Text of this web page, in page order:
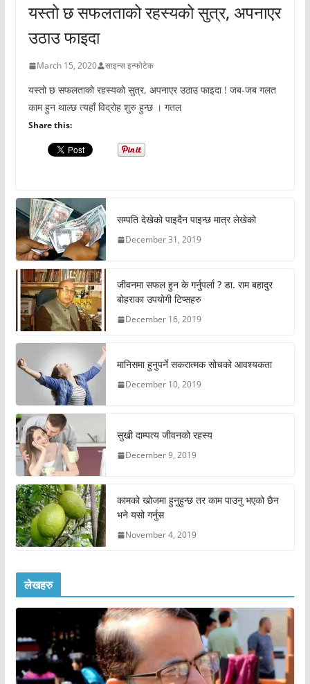
यस्तो छ सफलताको रहस्यको सुत्र, अपनाएर
उठाउ फाइदा
March 15, 2020 साइन्स इन्फोटेक
यस्तो छ सफलताको रहस्यको सुत्र, अपनाएर उठाउ फाइदा ! जब-जब गलत
काम हुन थाल्छ त्यहाँ विद्रोह शुरु हुन्छ । गतल
Share this:
सम्पति देखेको पाइदैन पाइन्छ मात्र लेखेको
December 31, 2019
जीवनमा सफल हुन के गर्नुपर्ला ? डा. राम बहादुर
बोहराका उपयोगी टिप्सहरु
December 16, 2019
मानिसमा हुनुपर्ने सकरात्मक सोचको आवश्यकता
December 10, 2019
सुखी दाम्पत्य जीवनको रहस्य
December 9, 2019
कामको खोजमा हुनुहुन्छ तर काम पाउनु भएको छैन
भने यसो गर्नुस
November 4, 2019
लेखहरु